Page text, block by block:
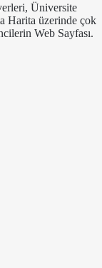
Üniversite
Harita üzerinde çok
Web Sayfası.